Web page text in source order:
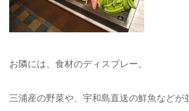
お隣には、食材のディスプレー。
三浦産の野菜や、宇和島直送の鮮魚などが